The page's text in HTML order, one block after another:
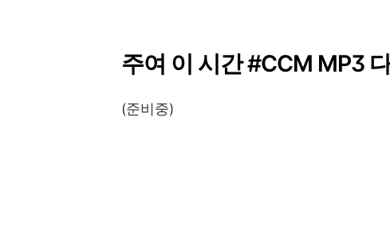
주여 이 시간 #CCM MP3
(준비중)